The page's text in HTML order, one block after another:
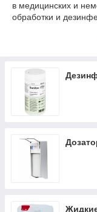
в медицинских и
обработки и
широкое
очистки и
сможете найти в